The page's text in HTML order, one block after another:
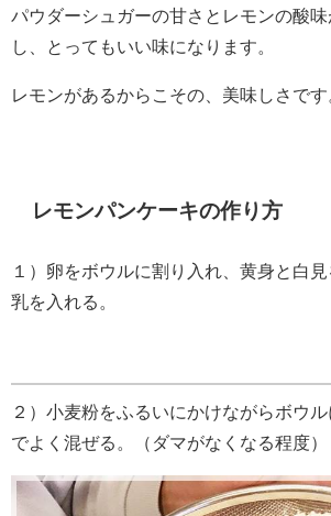
パウダーシュガーの甘さとレモンの酸
し、とってもいい味になります。
レモンがあるからこその、美味しさです
レモンパンケーキの作り方
１）卵をボウルに割り入れ、黄身と白
乳を入れる。
２）小麦粉をふるいにかけながらボウ
でよく混ぜる。（ダマがなくなる程度）